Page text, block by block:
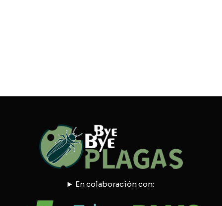
En colaboración con: